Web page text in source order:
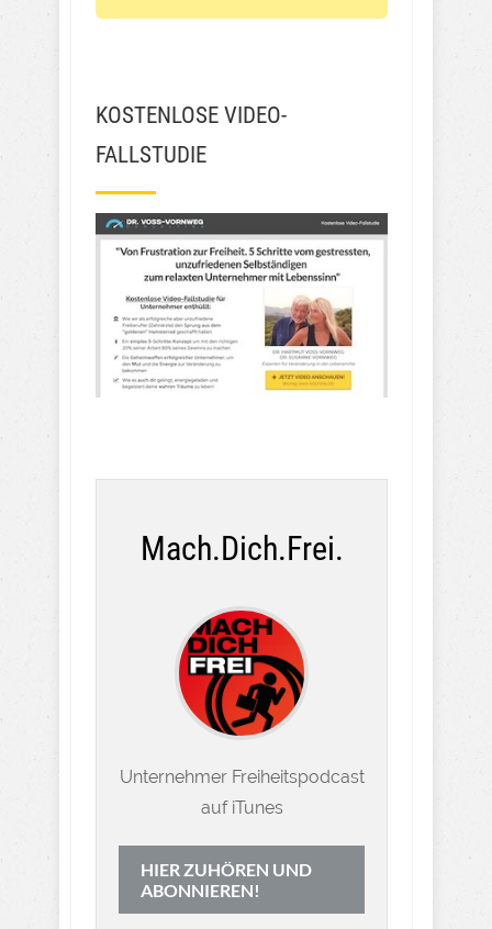
KOSTENLOSE VIDEO-
FALLSTUDIE
Mach.Dich.Frei.
Unternehmer Freiheitspodcast
auf iTunes
HIER ZUHÖREN UND
ABONNIEREN!